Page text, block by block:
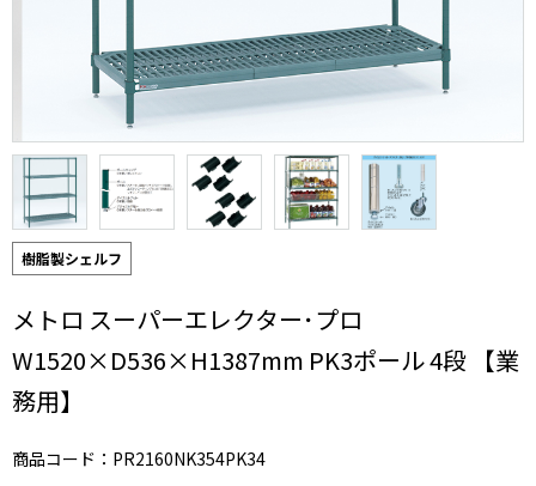
樹脂製シェルフ
メトロ スーパーエレクター･プロ
W1520×D536×H1387mm PK3ポール 4段 【業
務用】
商品コード：PR2160NK354PK34